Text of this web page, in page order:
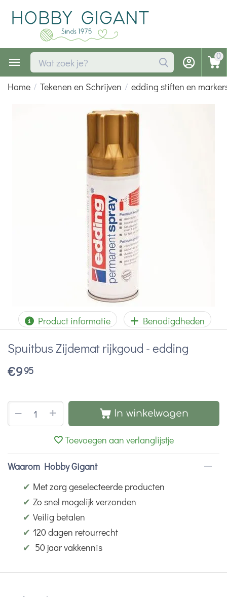
0
Home / Tekenen en Schrijven / edding stiften en
Product informatie Benodigdheden
Spuitbus Zijdemat rijkgoud - edding
€995
+
− In winkelwagen
Toevoegen aan verlanglijstje
Waarom Hobby Gigant
✔ Met zorg geselecteerde producten
✔ Zo snel mogelijk verzonden
✔ Veilig betalen
✔ 120 dagen retourrecht
✔ 50 jaar vakkennis